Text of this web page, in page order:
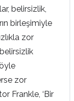
belirsizlik,
birleşimiyle
zor
zor
Frankle, ‘Bir